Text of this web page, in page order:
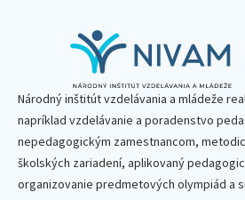
Národný inštitút vzdelávania a mládeže
napríklad vzdelávanie a poradenstvo
nepedagogickým zamestnancom,
školských zariadení, aplikovaný
organizovanie predmetových olympiád a